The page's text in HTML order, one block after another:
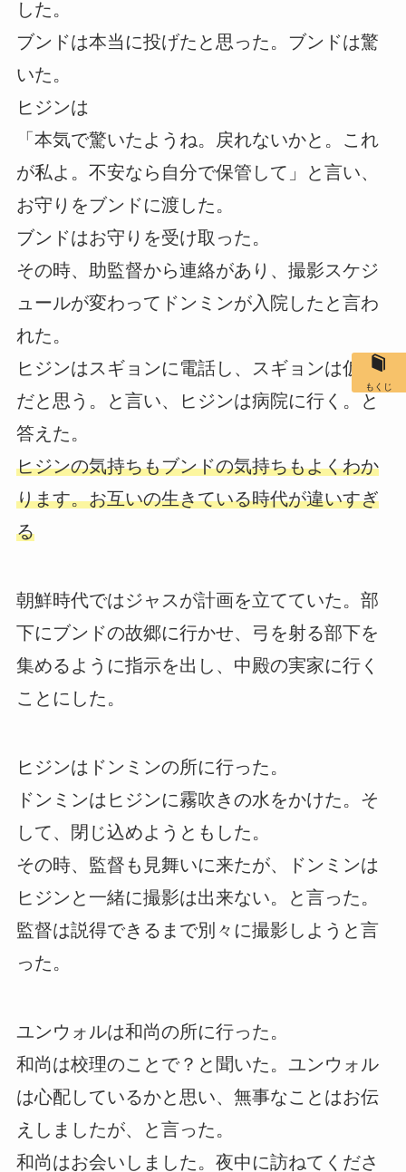
した。
ブンドは本当に投げたと思った。ブンドは驚
いた。
ヒジンは
「本気で驚いたようね。戻れないかと。これ
が私よ。不安なら自分で保管して」と言い、
お守りをブンドに渡した。
ブンドはお守りを受け取った。
その時、助監督から連絡があり、撮影スケジ
ュールが変わってドンミンが入院したと言わ
れた。
ヒジンはスギョンに電話し、スギョンは仮病
だと思う。と言い、ヒジンは病院に行く。と
答えた。
ヒジンの気持ちもブンドの気持ちもよくわか
ります。お互いの生きている時代が違いすぎ
る
朝鮮時代ではジャスが計画を立てていた。部
下にブンドの故郷に行かせ、弓を射る部下を
集めるように指示を出し、中殿の実家に行く
ことにした。
ヒジンはドンミンの所に行った。
ドンミンはヒジンに霧吹きの水をかけた。そ
して、閉じ込めようともした。
その時、監督も見舞いに来たが、ドンミンは
ヒジンと一緒に撮影は出来ない。と言った。
監督は説得できるまで別々に撮影しようと言
った。
ユンウォルは和尚の所に行った。
和尚は校理のことで？と聞いた。ユンウォル
は心配しているかと思い、無事なことはお伝
えしましたが、と言った。
和尚はお会いしました。夜中に訪ねてくださ
もくじ